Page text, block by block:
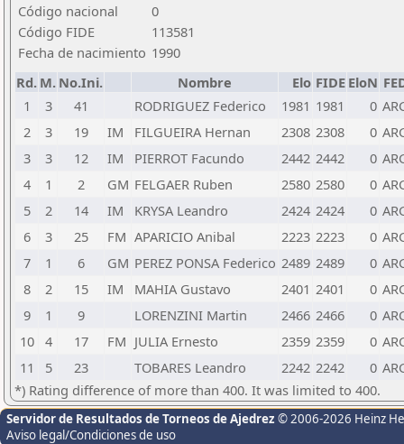
Código nacional
0
Código FIDE
113581
Fecha de nacimiento 1990
Rd. M. No.Ini. Nombre Elo FIDE EloN
1
3 41 RODRIGUEZ Federico 1981 1981 0
2
3 19 IM FILGUEIRA Hernan 2308 2308 0
3
3 12 IM PIERROT Facundo 2442 2442 0
4
1 2 GM FELGAER Ruben 2580 2580 0
5
2 14 IM KRYSA Leandro 2424 2424 0
6
3 25 FM APARICIO Anibal 2223 2223 0
7
1 6 GM PEREZ PONSA Federico 2489 2489 0
8
2 15 IM MAHIA Gustavo 2401 2401 0
9
1 9 LORENZINI Martin 2466 2466 0
10 4 17 FM JULIA Ernesto 2359 2359 0
11
5 23 TOBARES Leandro 2242 2242 0
*) Rating difference of more than 400. It was limited to 400.
Servidor de Resultados de Torneos de Ajedrez © 2006-2026 Heinz
Aviso legal/Condiciones de uso